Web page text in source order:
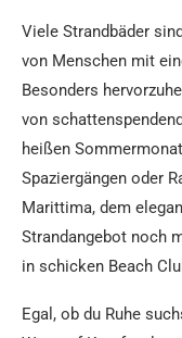
Viele Strandbäder
von Menschen mit
Besonders
von
heißen
Spaziergängen oder
Marittima, dem
Strandangebot noch
in schicken Beach
Egal, ob du Ruhe